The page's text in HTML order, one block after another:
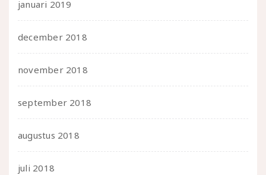
januari 2019
december 2018
november 2018
september 2018
augustus 2018
juli 2018